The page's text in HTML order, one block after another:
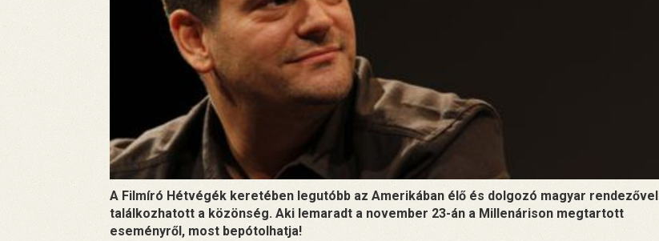
A Filmíró Hétvégék keretében legutóbb az Amerikában élő és dolgozó magyar rendezővel
találkozhatott a közönség. Aki lemaradt a november 23-án a Millenárison megtartott
eseményről, most bepótolhatja!